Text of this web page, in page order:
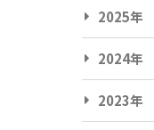
2025年
2024年
2023年